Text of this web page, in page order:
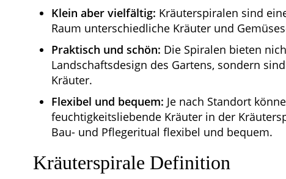
Klein aber vielfältig: Kräuterspiralen sind
Raum unterschiedliche Kräuter und
Praktisch und schön: Die Spiralen bieten
Landschaftsdesign des Gartens, sondern
Kräuter.
Flexibel und bequem: Je nach Standort
feuchtigkeitsliebende Kräuter in der
Bau- und Pflegeritual flexibel und bequem.
Kräuterspirale Definition